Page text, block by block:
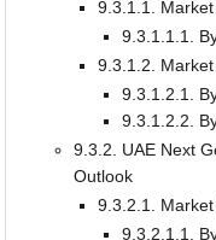
9.3.1.1.
9.3.1.1.1.
9.3.1.2.
9.3.1.2.1.
9.3.1.2.2.
9.3.2. UAE Next
Outlook
9.3.2.1.
9.3.2.1.1.